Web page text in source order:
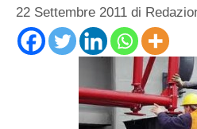
22 Settembre 2011 di